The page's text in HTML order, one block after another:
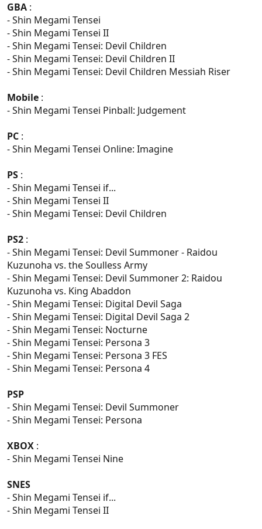
GBA :
- Shin Megami Tensei
- Shin Megami Tensei II
- Shin Megami Tensei: Devil Children
- Shin Megami Tensei: Devil Children II
- Shin Megami Tensei: Devil Children Messiah Riser
Mobile :
- Shin Megami Tensei Pinball: Judgement
PC :
- Shin Megami Tensei Online: Imagine
PS :
- Shin Megami Tensei if...
- Shin Megami Tensei II
- Shin Megami Tensei: Devil Children
PS2 :
- Shin Megami Tensei: Devil Summoner - Raidou
Kuzunoha vs. the Soulless Army
- Shin Megami Tensei: Devil Summoner 2: Raidou
Kuzunoha vs. King Abaddon
- Shin Megami Tensei: Digital Devil Saga
- Shin Megami Tensei: Digital Devil Saga 2
- Shin Megami Tensei: Nocturne
- Shin Megami Tensei: Persona 3
- Shin Megami Tensei: Persona 3 FES
- Shin Megami Tensei: Persona 4
PSP
- Shin Megami Tensei: Devil Summoner
- Shin Megami Tensei: Persona
XBOX :
- Shin Megami Tensei Nine
SNES
- Shin Megami Tensei if...
- Shin Megami Tensei II